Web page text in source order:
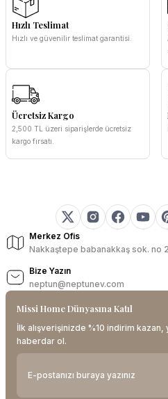
Hızlı Teslimat
Hızlı ve güvenilir teslimat garantisi.
Ücretsiz Kargo
2,500 TL üzeri siparişlerde ücretsiz
kargo fırsatı.
Merkez Ofis
Nakkaştepe babanakkaş sok. no
Bize Yazın
neptun@neptunev.com
Missi Home Dünyasına Katıl
İlk alışverişinizde %10 indirim
haberdar ol.